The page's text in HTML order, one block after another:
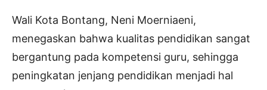
Wali Kota Bontang, Neni Moerniaeni,
menegaskan bahwa kualitas pendidikan sangat
bergantung pada kompetensi guru, sehingga
peningkatan jenjang pendidikan menjadi hal